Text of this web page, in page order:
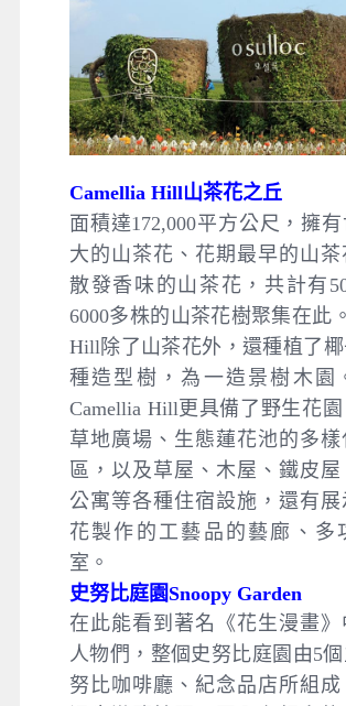
Camellia Hill山茶花之丘
面積達172,000平方公尺，擁
大的山茶花、花期最早的山茶
散發香味的山茶花，共計有
6000多株的山茶花樹聚集在此
Hill除了山茶花外，還種植了
種造型樹，為一造景樹木園
Camellia Hill更具備了野生花
草地廣場、生態蓮花池的多樣
區，以及草屋、木屋、鐵皮
公寓等各種住宿設施，還有展
花製作的工藝品的藝廊、多
室。
史努比庭園Snoopy Garden
在此能看到著名《花生漫畫》
人物們，整個史努比庭園由5
努比咖啡廳、紀念品店所組成